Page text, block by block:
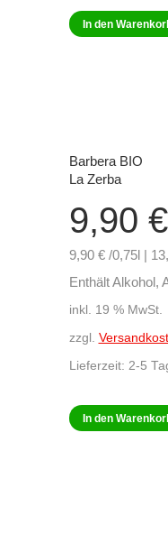
In den
Barbera BIO
La Zerba
9,90 €
9,90 € /0,75l |
Enthält Alkohol,
inkl. 19 % MwSt.
zzgl.
Lieferzeit: 2-5
In den